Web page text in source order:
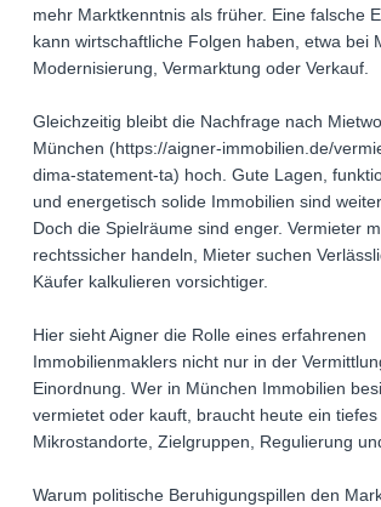
mehr Marktkenntnis als früher. Eine falsche
kann wirtschaftliche Folgen haben, etwa bei
Modernisierung, Vermarktung oder Verkauf.
Gleichzeitig bleibt die Nachfrage nach
München (https://aigner-immobilien.de/
dima-statement-ta) hoch. Gute Lagen,
und energetisch solide Immobilien sind
Doch die Spielräume sind enger. Vermieter
rechtssicher handeln, Mieter suchen
Käufer kalkulieren vorsichtiger.
Hier sieht Aigner die Rolle eines erfahrenen
Immobilienmaklers nicht nur in der
Einordnung. Wer in München Immobilien
vermietet oder kauft, braucht heute ein
Mikrostandorte, Zielgruppen, Regulierung
Warum politische Beruhigungspillen den